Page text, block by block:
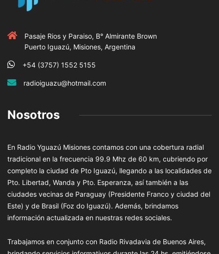
Pasaje Rios y Paraiso, B° Almirante Brown
Puerto Iguazú, Misiones, Argentina
+54 (3757) 1552 5155
radioiguazu@hotmail.com
Nosotros
En Radio Yguazú Misiones contamos con una cobertura radial
tradicional en la frecuencia 99.9 Mhz de 60 km, cubriendo por
completo la ciudad de Pto Iguazú, llegando a las localidades de
Pto. Libertad, Wanda y Pto. Esperanza, así también a las
ciudades vecinas de Paraguay (Presidente Franco y ciudad del
Este) y de Brasil (Foz do Iguazú). Además, brindamos
información actualizada en nuestras redes sociales.
Trabajamos en conjunto con Radio Rivadavia de Buenos Aires,